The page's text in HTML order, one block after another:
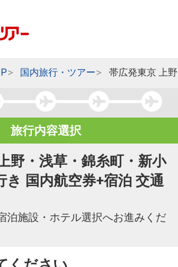
国内旅行・ツアー 帯広発東京 上
旅行内容選択
野・浅草・錦糸町・新小
き 国内航空券+宿泊 交通
泊施設・ホテル選択へお進みくだ